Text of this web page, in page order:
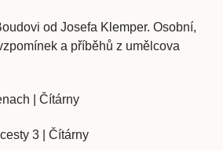
od Josefa Klemper. Osobní,
a příběhů z umělcova